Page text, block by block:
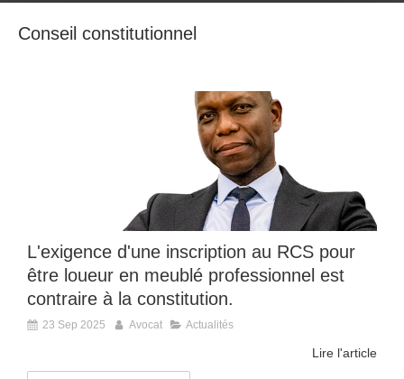
Conseil constitutionnel
L'exigence d'une inscription au RCS pour
être loueur en meublé professionnel est
contraire à la constitution.
23 Sep 2025 Avocat Actualités
Lire l'article